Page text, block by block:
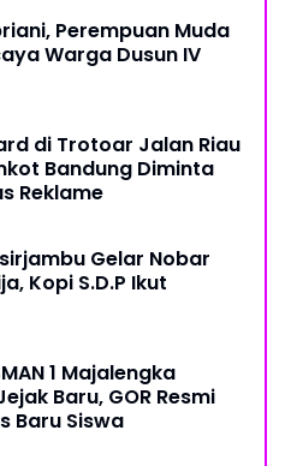
Perempuan Muda
Warga Dusun IV
di Trotoar Jalan Riau
Bandung Diminta
Reklame
Gelar Nobar
Kopi S.D.P Ikut
1 Majalengka
Baru, GOR Resmi
Baru Siswa